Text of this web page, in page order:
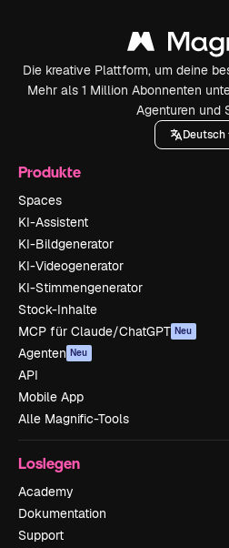
Die kreative Plattform, um deine
Mehr als 1 Million Abonnenten
Agenturen und
Deutsch
Produkte
Spaces
KI-Assistent
KI-Bildgenerator
KI-Videogenerator
KI-Stimmengenerator
Stock-Inhalte
MCP für Claude/ChatGPT Neu
Agenten Neu
API
Mobile App
Alle Magnific-Tools
Loslegen
Academy
Dokumentation
Support